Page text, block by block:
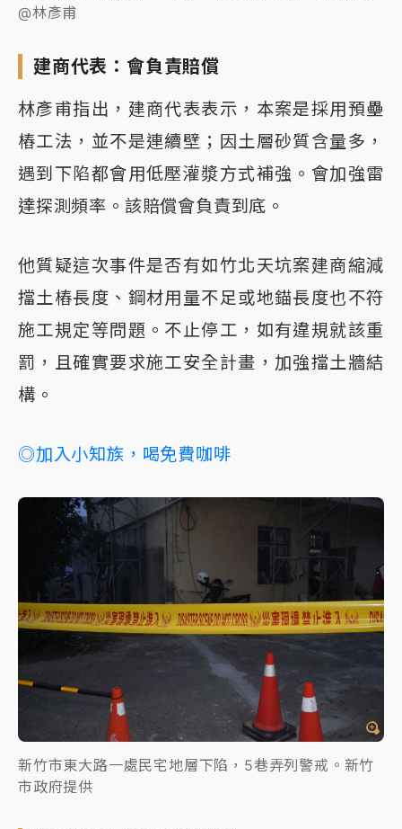
@林彥甫
建商代表：會負責賠償
林彥甫指出，建商代表表示，本案是採用預壘
樁工法，並不是連續壁；因土層砂質含量多，
遇到下陷都會用低壓灌漿方式補強。會加強雷
達探測頻率。該賠償會負責到底。
他質疑這次事件是否有如竹北天坑案建商縮減
擋土樁長度、鋼材用量不足或地錨長度也不符
施工規定等問題。不止停工，如有違規就該重
罰，且確實要求施工安全計畫，加強擋土牆結
構。
◎加入小知族，喝免費咖啡
新竹市東大路一處民宅地層下陷，5巷弄列警戒。新竹
市政府提供